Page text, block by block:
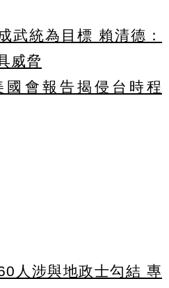
武統為目標 賴清德：
威脅
國會報告揭侵台時程
人涉與地政士勾結 專